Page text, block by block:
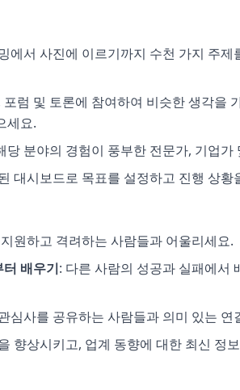
에서 사진에 이르기까지 수천 가지 주
포럼 및 토론에 참여하여 비슷한 생각을
세요.
당 분야의 경험이 풍부한 전문가, 기업
대시보드로 목표를 설정하고 진행 상
원하고 격려하는 사람들과 어울리세요.
배우기: 다른 사람의 성공과 실패에서
심사를 공유하는 사람들과 의미 있는 연
향상시키고, 업계 동향에 대한 최신 정